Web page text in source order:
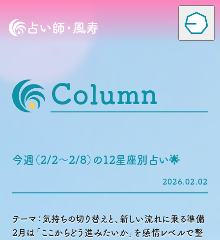
占い師・風寿
Column
Menu
Column
今週（2/2〜2/8）の12星座別占い🌟
2026.02.02
テーマ：気持ちの切り替えと、新しい流れに乗る準備
2月は「ここからどう進みたいか」を感情レベルで整